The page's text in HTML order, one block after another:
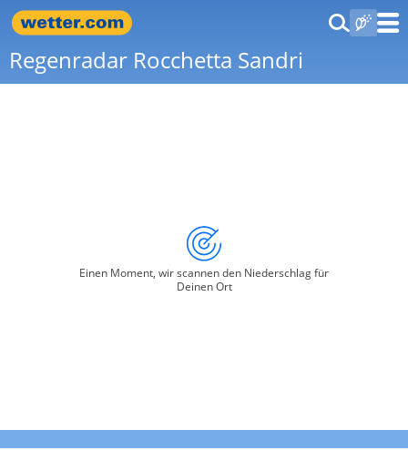
Regenradar Rocchetta Sandri
Einen Moment, wir scannen den Niederschlag für
Deinen Ort